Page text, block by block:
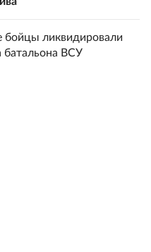
бойцы ликвидировали
батальона ВСУ